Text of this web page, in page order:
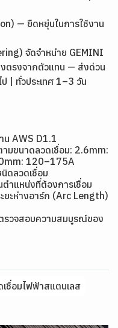
— ยืดหยุ่นในการใช้งาน
จัดจำหน่าย GEMINI
ตรงจากตัวแทน — ส่งด่วน
| ทั่วประเทศ 1–3 วัน
น AWS D1.1
มขนาดลวดเชื่อม: 2.6mm:
120–175A
ดลวดเชื่อม
ำแหน่งที่ต้องการเชื่อม
ยะห่างอาร์ก (Arc Length)
รวจสอบความสมบูรณ์ของ
เชื่อมไฟฟ้าสแตนเลส